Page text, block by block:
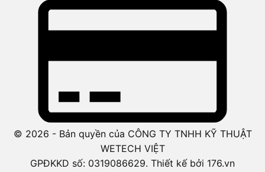
© 2026 - Bản quyền của CÔNG TY TNHH KỸ THUẬT
WETECH VIỆT
GPĐKKD số: 0319086629. Thiết kế bởi 176.vn